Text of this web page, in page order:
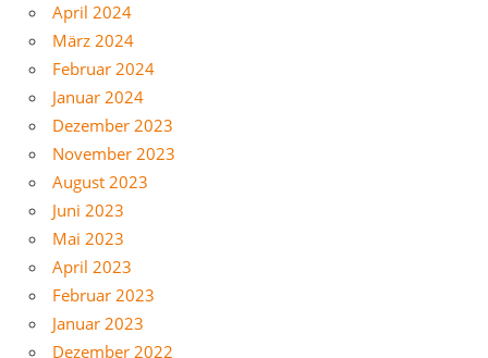
April 2024
März 2024
Februar 2024
Januar 2024
Dezember 2023
November 2023
August 2023
Juni 2023
Mai 2023
April 2023
Februar 2023
Januar 2023
Dezember 2022